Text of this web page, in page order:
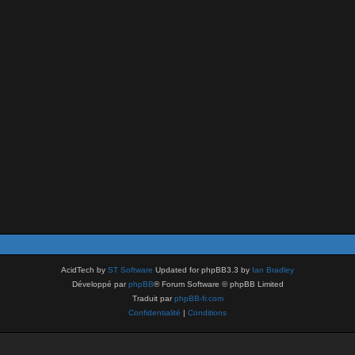
AcidTech by ST Software Updated for phpBB3.3 by Ian Bradley
Développé parphpBB® Forum Software © phpBB Limited
Traduit parphpBB-fr.com
Confidentialité | Conditions